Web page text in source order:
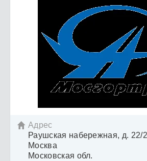
 Адрес
Раушская набережная, д. 22/
Москва
Московская обл.